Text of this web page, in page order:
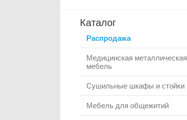
Каталог
Распродажа
Медицинская металлическая
мебель
Сушильные шкафы и стойки
Мебель для общежитий